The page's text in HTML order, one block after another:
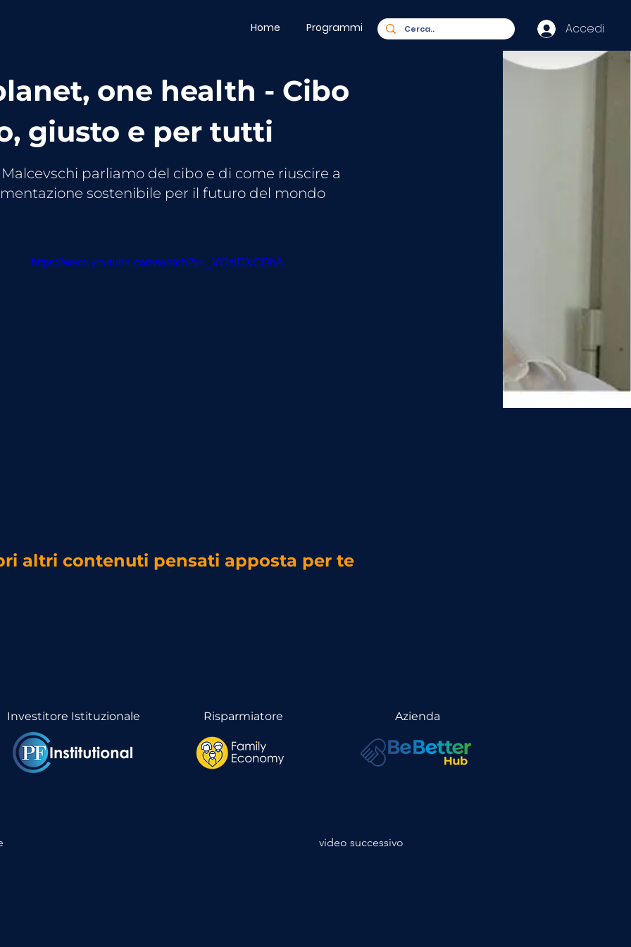
Home Programmi Accedi
one health - Cibo
giusto e per tutti
Malcevschi parliamo del cibo e di come riuscire a
sostenibile per il futuro del mondo
https://www.youtube.com/watch?v=_VOziDXCDhA
altri contenuti pensati apposta per te
Investitore Istituzionale Risparmiatore Azienda
video successivo